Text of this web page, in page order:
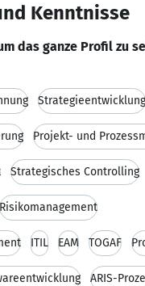
Kenntnisse
das ganze Profil zu
Strategieentwicklung
Projekt- und
Strategisches Controlling
Risikomanagement
ITIL EAM TOGAF
ARIS-